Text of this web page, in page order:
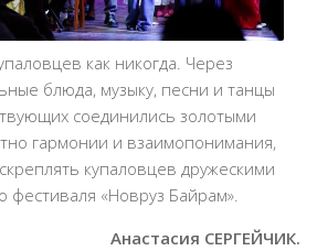
как никогда. Через
блюда, музыку, песни и танцы
соединились золотыми
гармонии и взаимопонимания,
купаловцев дружескими
фестиваля «Новруз Байрам».
Анастасия СЕРГЕЙЧИК.